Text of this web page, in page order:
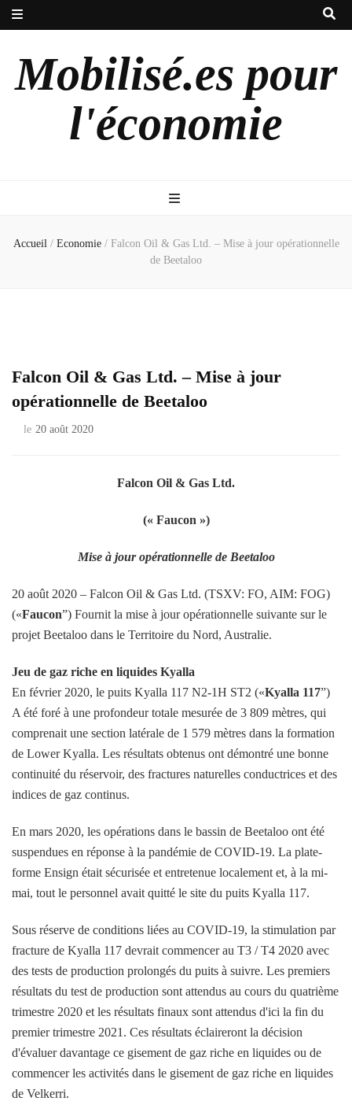
Mobilisé.es pour
l'économie
Accueil / Economie / Falcon Oil & Gas Ltd. – Mise à jour opérationnelle
de Beetaloo
Falcon Oil & Gas Ltd. – Mise à jour
opérationnelle de Beetaloo
le 20 août 2020
Falcon Oil & Gas Ltd.
(« Faucon »)
Mise à jour opérationnelle de Beetaloo
20 août 2020 – Falcon Oil & Gas Ltd. (TSXV: FO, AIM: FOG)
(«Faucon”) Fournit la mise à jour opérationnelle suivante sur le
projet Beetaloo dans le Territoire du Nord, Australie.
Jeu de gaz riche en liquides Kyalla
En février 2020, le puits Kyalla 117 N2-1H ST2 («Kyalla 117”)
A été foré à une profondeur totale mesurée de 3 809 mètres, qui
comprenait une section latérale de 1 579 mètres dans la formation
de Lower Kyalla. Les résultats obtenus ont démontré une bonne
continuité du réservoir, des fractures naturelles conductrices et des
indices de gaz continus.
En mars 2020, les opérations dans le bassin de Beetaloo ont été
suspendues en réponse à la pandémie de COVID-19. La plate-
forme Ensign était sécurisée et entretenue localement et, à la mi-
mai, tout le personnel avait quitté le site du puits Kyalla 117.
Sous réserve de conditions liées au COVID-19, la stimulation par
fracture de Kyalla 117 devrait commencer au T3 / T4 2020 avec
des tests de production prolongés du puits à suivre. Les premiers
résultats du test de production sont attendus au cours du quatrième
trimestre 2020 et les résultats finaux sont attendus d'ici la fin du
premier trimestre 2021. Ces résultats éclaireront la décision
d'évaluer davantage ce gisement de gaz riche en liquides ou de
commencer les activités dans le gisement de gaz riche en liquides
de Velkerri.